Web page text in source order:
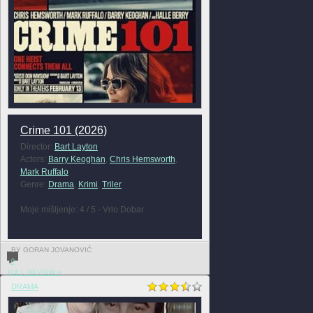
Crime 101 (2026)
Director: Bart Layton
Actors: Barry Keoghan, Chris Hemsworth,
Mark Ruffalo
Genre: Drama, Krimi, Triler
Moje mišljenje: 4 / 5 - Vrlo Dobar
BY GORAN JOVANOVIĆ
0
FULL REVIEW »
DRAMA